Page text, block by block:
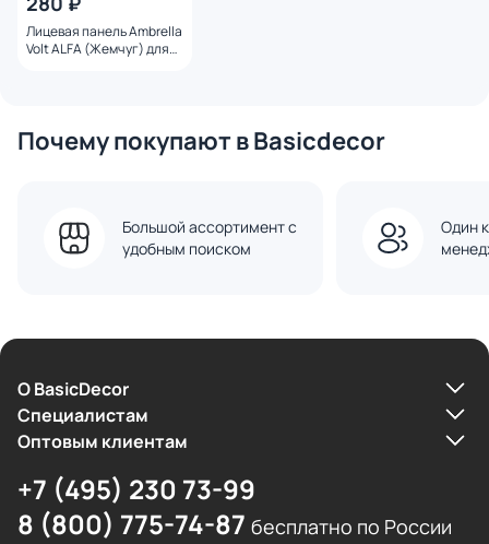
Лицевая панель Ambrella
Volt ALFA (Жемчуг) для
Почему покупают в Basicdecor
Большой ассортимент с
удобным поиском
Один
О BasicDecor
Cпециалистам
Оптовым клиентам
+7 (495) 230 73-99
8 (800) 775-74-87 бесплатно по России